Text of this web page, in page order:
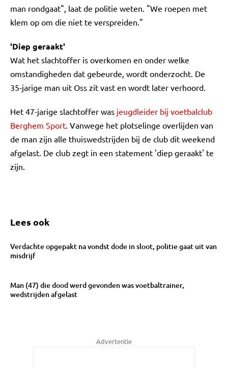
man rondgaat", laat de politie weten. "We roepen met
klem op om die niet te verspreiden."
'Diep geraakt'
Wat het slachtoffer is overkomen en onder welke
omstandigheden dat gebeurde, wordt onderzocht. De
35-jarige man uit Oss zit vast en wordt later verhoord.
Het 47-jarige slachtoffer was jeugdleider bij voetbalclub
Berghem Sport. Vanwege het plotselinge overlijden van
de man zijn alle thuiswedstrijden bij de club dit weekend
afgelast. De club zegt in een statement 'diep geraakt' te
zijn.
Lees ook
Verdachte opgepakt na vondst dode in sloot, politie gaat uit van
misdrijf
Man (47) die dood werd gevonden was voetbaltrainer,
wedstrijden afgelast
Advertentie